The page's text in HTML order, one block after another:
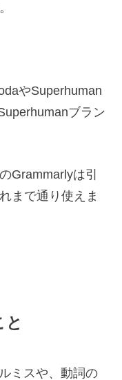
やSuperhuman
ブラン
Grammarlyは引
まで通り使えま
と
ミスや、動詞の